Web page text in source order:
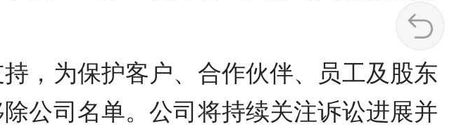
，为保护客户、合作伙伴、员工及股东
公司名单。公司将持续关注诉讼进展并